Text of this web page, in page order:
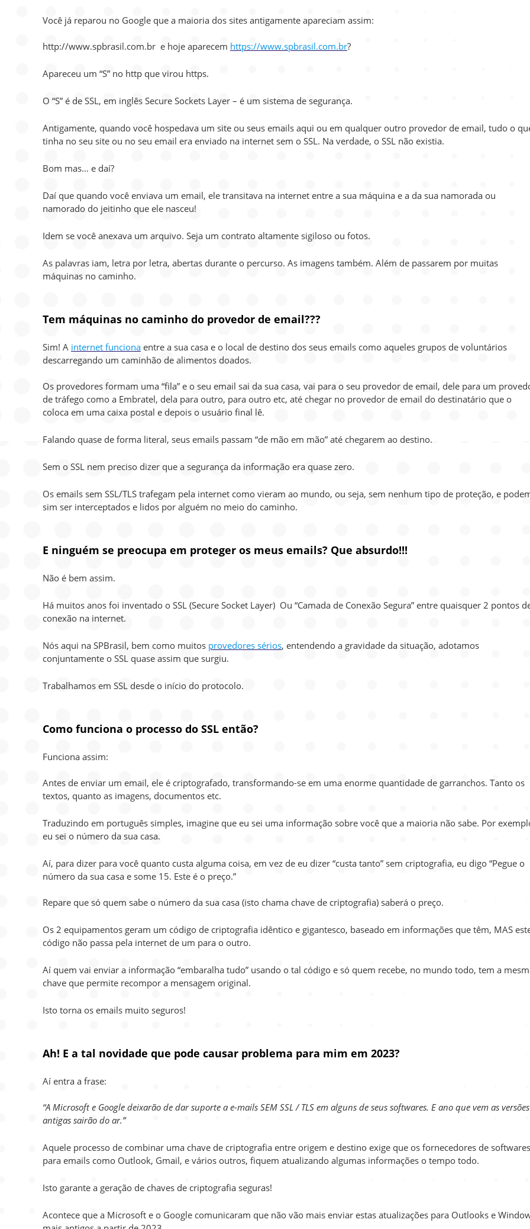
Você já reparou no Google que a maioria dos sites antigamente apareciam assim:
http://www.spbrasil.com.br e hoje aparecem https://www.spbrasil.com.br?
Apareceu um “S” no http que virou https.
O “S” é de SSL, em inglês Secure Sockets Layer – é um sistema de segurança.
Antigamente, quando você hospedava um site ou seus emails aqui ou em qualquer outro provedor de email, tudo o
tinha no seu site ou no seu email era enviado na internet sem o SSL. Na verdade, o SSL não existia.
Bom mas… e daí?
Daí que quando você enviava um email, ele transitava na internet entre a sua máquina e a da sua namorada ou
namorado do jeitinho que ele nasceu!
Idem se você anexava um arquivo. Seja um contrato altamente sigiloso ou fotos.
As palavras iam, letra por letra, abertas durante o percurso. As imagens também. Além de passarem por muitas
máquinas no caminho.
Tem máquinas no caminho do provedor de email???
Sim! A internet funciona entre a sua casa e o local de destino dos seus emails como aqueles grupos de voluntários
descarregando um caminhão de alimentos doados.
Os provedores formam uma “fila” e o seu email sai da sua casa, vai para o seu provedor de email, dele para um
de tráfego como a Embratel, dela para outro, para outro etc, até chegar no provedor de email do destinatário que o
coloca em uma caixa postal e depois o usuário final lê.
Falando quase de forma literal, seus emails passam “de mão em mão” até chegarem ao destino.
Sem o SSL nem preciso dizer que a segurança da informação era quase zero.
Os emails sem SSL/TLS trafegam pela internet como vieram ao mundo, ou seja, sem nenhum tipo de proteção, e
sim ser interceptados e lidos por alguém no meio do caminho.
E ninguém se preocupa em proteger os meus emails? Que absurdo!!!
Não é bem assim.
Há muitos anos foi inventado o SSL (Secure Socket Layer) Ou “Camada de Conexão Segura” entre quaisquer 2 pontos
conexão na internet.
Nós aqui na SPBrasil, bem como muitos provedores sérios, entendendo a gravidade da situação, adotamos
conjuntamente o SSL quase assim que surgiu.
Trabalhamos em SSL desde o início do protocolo.
Como funciona o processo do SSL então?
Funciona assim:
Antes de enviar um email, ele é criptografado, transformando-se em uma enorme quantidade de garranchos. Tanto os
textos, quanto as imagens, documentos etc.
Traduzindo em português simples, imagine que eu sei uma informação sobre você que a maioria não sabe. Por
eu sei o número da sua casa.
Aí, para dizer para você quanto custa alguma coisa, em vez de eu dizer “custa tanto” sem criptografia, eu digo “Pegue o
número da sua casa e some 15. Este é o preço.”
Repare que só quem sabe o número da sua casa (isto chama chave de criptografia) saberá o preço.
Os 2 equipamentos geram um código de criptografia idêntico e gigantesco, baseado em informações que têm, MAS
código não passa pela internet de um para o outro.
Aí quem vai enviar a informação “embaralha tudo” usando o tal código e só quem recebe, no mundo todo, tem a
chave que permite recompor a mensagem original.
Isto torna os emails muito seguros!
Ah! E a tal novidade que pode causar problema para mim em 2023?
Aí entra a frase:
“A Microsoft e Google deixarão de dar suporte a e-mails SEM SSL / TLS em alguns de seus softwares. E ano que vem as versões
antigas sairão do ar.”
Aquele processo de combinar uma chave de criptografia entre origem e destino exige que os fornecedores de softwares
para emails como Outlook, Gmail, e vários outros, fiquem atualizando algumas informações o tempo todo.
Isto garante a geração de chaves de criptografia seguras!
Acontece que a Microsoft e o Google comunicaram que não vão mais enviar estas atualizações para Outlooks e